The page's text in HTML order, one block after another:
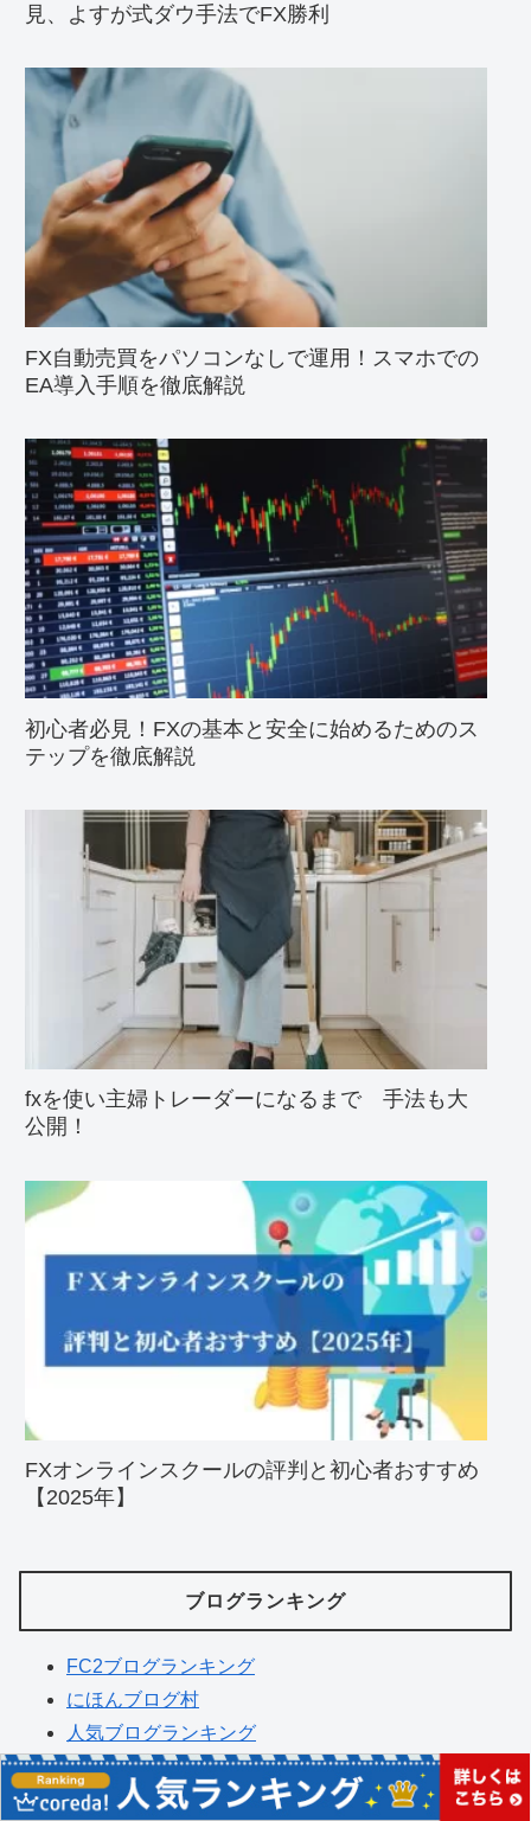
見、よすが式ダウ手法でFX勝利
FX自動売買をパソコンなしで運用！スマホでの
EA導入手順を徹底解説
初心者必見！FXの基本と安全に始めるためのス
テップを徹底解説
fxを使い主婦トレーダーになるまで 手法も大
公開！
FXオンラインスクールの評判と初心者おすすめ
【2025年】
ブログランキング
FC2ブログランキング
にほんブログ村
人気ブログランキング